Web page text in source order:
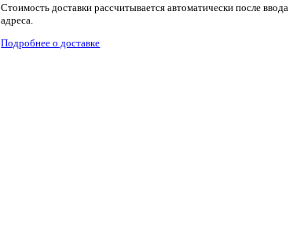
Стоимость доставки рассчитывается автоматически после ввода
адреса.
Подробнее о доставке